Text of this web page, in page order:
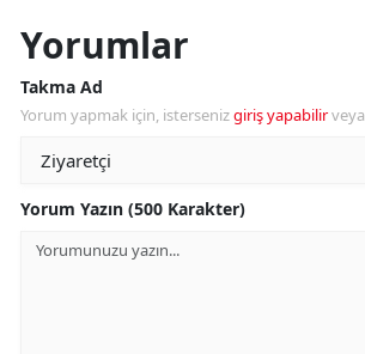
Yorumlar
Takma Ad
Yorum yapmak için, istersenizgiriş yapabilirveya
Yorum Yazın (500 Karakter)